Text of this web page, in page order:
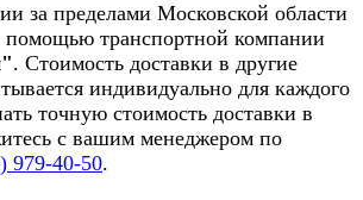
за пределами Московской области
помощью транспортной компании
. Стоимость доставки в другие
индивидуально для каждого
точную стоимость доставки в
с вашим менеджером по
979-40-50.